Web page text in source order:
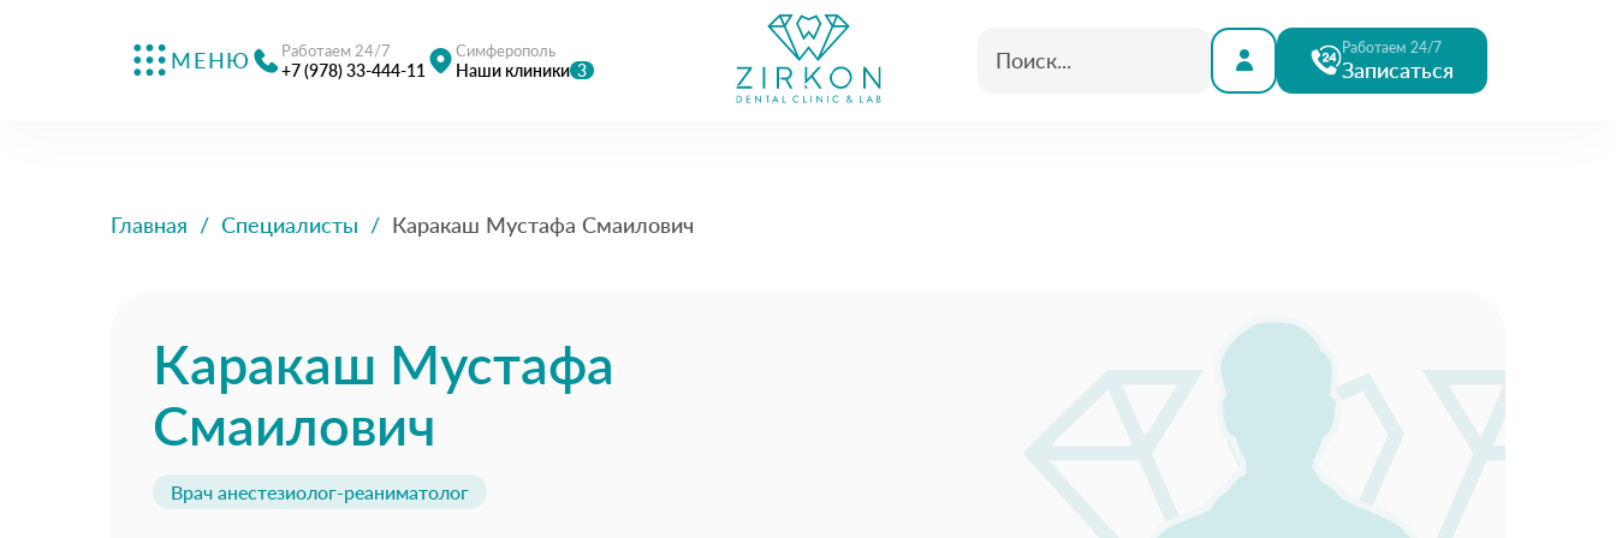
МЕНЮ Работаем 24/7
+7 (978) 33-444-11
Симферополь
Наши клиники 3
Работаем 24/7
Записаться
Главная / Специалисты / Каракаш Мустафа Смаилович
Каракаш Мустафа
Смаилович
Врач анестезиолог-реаниматолог